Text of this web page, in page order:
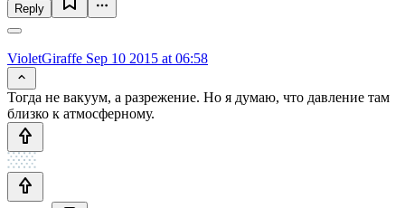
Reply
VioletGiraffe Sep 10 2015 at 06:58
Тогда не вакуум, а разрежение. Но я думаю, что давление там
близко к атмосферному.